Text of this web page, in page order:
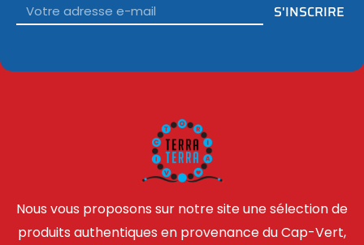
S'INSCRIRE
Nous vous proposons sur notre site une sélection de
produits authentiques en provenance du Cap-Vert,